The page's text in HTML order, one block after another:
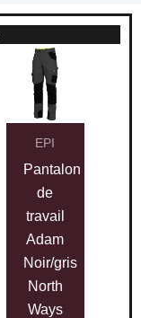
EPI
Pantalon
de
travail
Adam
Noir/gris
North
Ways